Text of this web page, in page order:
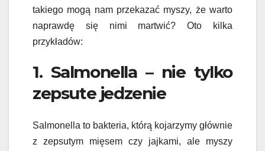
takiego mogą nam przekazać myszy, że warto
naprawdę się nimi martwić? Oto kilka
przykładów:
1. Salmonella – nie tylko
zepsute jedzenie
Salmonella to bakteria, którą kojarzymy głównie
z zepsutym mięsem czy jajkami, ale myszy